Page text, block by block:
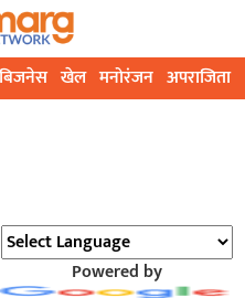
बिजनेस खेल मनोरंजन अपराजिता
Powered by